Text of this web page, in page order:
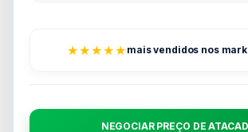
★★★★★ mais vendidos nos
NEGOCIAR PREÇO DE